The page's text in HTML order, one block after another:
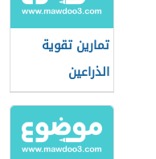
تمارين تقوية
الذراعين